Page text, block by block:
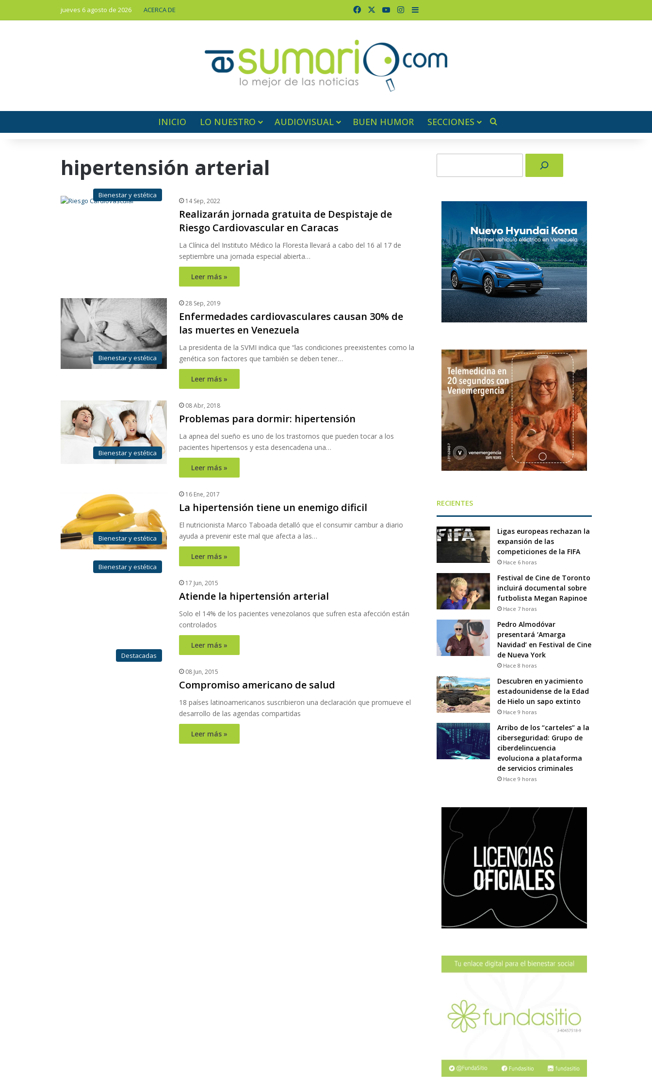
jueves 6 agosto de 2026 ACERCA DE FacebookYouTubeInstagram
Barra lateral
INICIO LO NUESTRO AUDIOVISUAL BUEN HUMOR SECCIONES
hipertensión arterial
Bienestar y estética
14 Sep, 2022
Realizarán jornada gratuita de Despistaje de
Riesgo Cardiovascular en Caracas
La Clínica del Instituto Médico la Floresta llevará a cabo del 16 al 17 de
septiembre una jornada especial abierta…
Leer más »
Bienestar y estética
28 Sep, 2019
Enfermedades cardiovasculares causan 30% de
las muertes en Venezuela
La presidenta de la SVMI indica que “las condiciones preexistentes como la
genética son factores que también se deben tener…
Leer más »
Bienestar y estética
08 Abr, 2018
Problemas para dormir: hipertensión
La apnea del sueño es uno de los trastornos que pueden tocar a los
pacientes hipertensos y esta desencadena una…
Leer más »
Bienestar y estética
16 Ene, 2017
La hipertensión tiene un enemigo dificil
El nutricionista Marco Taboada detalló que el consumir cambur a diario
ayuda a prevenir este mal que afecta a las…
Leer más »
Bienestar y estética
17 Jun, 2015
Atiende la hipertensión arterial
Solo el 14% de los pacientes venezolanos que sufren esta afección están
controlados
Leer más »
Destacadas
08 Jun, 2015
Compromiso americano de salud
18 países latinoamericanos suscribieron una declaración que promueve el
desarrollo de las agendas compartidas
Leer más »
RECIENTES
Ligas europeas rechazan la
expansión de las
competiciones de la FIFA
Hace 6 horas
Festival de Cine de Toronto
incluirá documental sobre
futbolista Megan Rapinoe
Hace 7 horas
Pedro Almodóvar
presentará ‘Amarga
Navidad’ en Festival de Cine
de Nueva York
Hace 8 horas
Descubren en yacimiento
estadounidense de la Edad
de Hielo un sapo extinto
Hace 9 horas
Arribo de los “carteles” a la
ciberseguridad: Grupo de
ciberdelincuencia
evoluciona a plataforma
de servicios criminales
Hace 9 horas